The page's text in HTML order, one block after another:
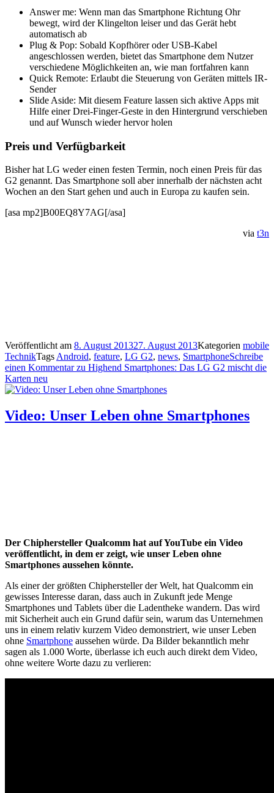
Answer me: Wenn man das Smartphone Richtung Ohr
bewegt, wird der Klingelton leiser und das Gerät hebt
automatisch ab
Plug & Pop: Sobald Kopfhörer oder USB-Kabel
angeschlossen werden, bietet das Smartphone dem Nutzer
verschiedene Möglichkeiten an, wie man fortfahren kann
Quick Remote: Erlaubt die Steuerung von Geräten mittels IR-
Sender
Slide Aside: Mit diesem Feature lassen sich aktive Apps mit
Hilfe einer Drei-Finger-Geste in den Hintergrund verschieben
und auf Wunsch wieder hervor holen
Preis und Verfügbarkeit
Bisher hat LG weder einen festen Termin, noch einen Preis für das
G2 genannt. Das Smartphone soll aber innerhalb der nächsten acht
Wochen an den Start gehen und auch in Europa zu kaufen sein.
[asa mp2]B00EQ8Y7AG[/asa]
via t3n
Veröffentlicht am 8. August 201327. August 2013Kategorien mobile
TechnikTagsAndroid, feature, LG G2, news, SmartphoneSchreibe
einen Kommentarzu Highend Smartphones: Das LG G2 mischt die
Karten neu
Video: Unser Leben ohne Smartphones
Der Chiphersteller Qualcomm hat auf YouTube ein Video
veröffentlicht, in dem er zeigt, wie unser Leben ohne
Smartphones aussehen könnte.
Als einer der größten Chiphersteller der Welt, hat Qualcomm ein
gewisses Interesse daran, dass auch in Zukunft jede Menge
Smartphones und Tablets über die Ladentheke wandern. Das wird
mit Sicherheit auch ein Grund dafür sein, warum das Unternehmen
uns in einem relativ kurzem Video demonstriert, wie unser Leben
ohne Smartphone aussehen würde. Da Bilder bekanntlich mehr
sagen als 1.000 Worte, überlasse ich euch auch direkt dem Video,
ohne weitere Worte dazu zu verlieren: